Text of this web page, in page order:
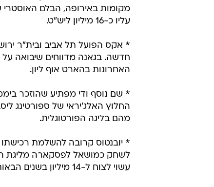
מקומות באירופה, הבלם האוסטרי
עליו כ-16 מיליון ליש"ט.
* אקס הפועל תל אביב ובית"ר
חדשה. בגאנה מדווחים שיבואה
האחרונות בהארט אוף ליון.
* שם נוסף ודי מפתיע שהוזכר
מהם בליגה הפורטוגלית.
* יובנטוס קרובה להשלמת
עשוי לצוח ל-14 מיליון בשנים הבאות - בהתאם לסעיפים שונים בעסקה.